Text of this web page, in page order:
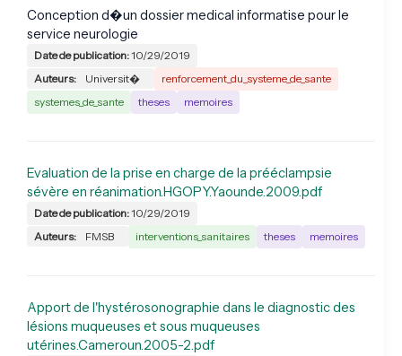
Conception d�un dossier medical informatise pour le
service neurologie
Date de publication:10/29/2019
Auteurs:
Universit�
renforcement_du_systeme_de_sante
systemes_de_sante
theses memoires
Evaluation de la prise en charge de la prééclampsie
sévère en réanimation.HGOPY.Yaounde.2009.pdf
Date de publication:10/29/2019
Auteurs:
FMSB interventions_sanitaires theses memoires
Apport de l'hystérosonographie dans le diagnostic des
lésions muqueuses et sous muqueuses
utérines.Cameroun.2005-2.pdf